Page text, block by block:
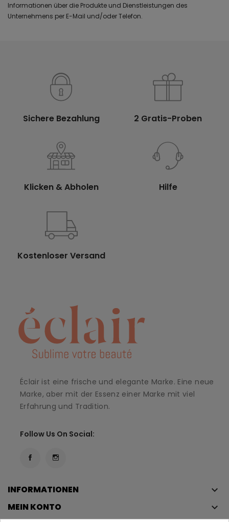
Informationen über die Produkte und Dienstleistungen des
Unternehmens per E-Mail und/oder Telefon.
Sichere Bezahlung 2 Gratis-Proben
Klicken & Abholen Hilfe
Kostenloser Versand
Éclair ist eine frische und elegante Marke. Eine neue
Marke, aber mit der Essenz einer Marke mit viel
Erfahrung und Tradition.
Follow Us On Social:
INFORMATIONEN keyboard_arrow_down
MEIN KONTO keyboard_arrow_down